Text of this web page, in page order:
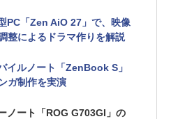
PC「Zen AiO 27」で、映像
整によるドラマ作りを解説
イルノート「ZenBook S」
ガ制作を実演
ノート「ROG G703GI」の